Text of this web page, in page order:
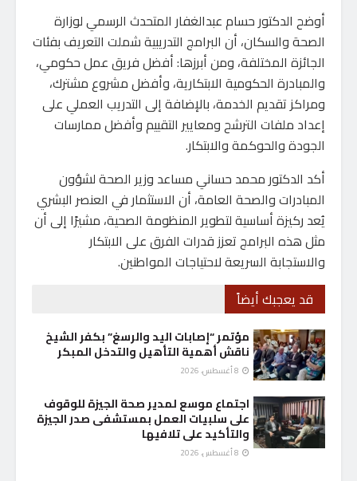
أوضح الدكتور حسام عبدالغفار المتحدث الرسمي لوزارة
الصحة والسكان، أن البرامج التدريبية شملت التعريف بفئات
الجائزة المختلفة، ومن أبرزها: أفضل فريق عمل حكومي،
والمبادرة الحكومية الابتكارية، وأفضل مشروع مشترك،
ومراكز تقديم الخدمة، بالإضافة إلى التدريب العملي على
إعداد ملفات الترشح ومعايير التقييم وأفضل ممارسات
الجودة والحوكمة والابتكار.
أكد الدكتور محمد حساني مساعد وزير الصحة لشؤون
المبادرات والصحة العامة، أن الاستثمار في العنصر البشري
يُعد ركيزة أساسية لتطوير المنظومة الصحية، مشيرًا إلى أن
مثل هذه البرامج تعزز قدرات الفرق على الابتكار
والاستجابة السريعة لاحتياجات المواطنين.
قد يعجبك أيضاً
مؤتمر “إصابات اليد والرسغ” بكفر الشيخ
ناقش أهمية التأهيل والتدخل المبكر
اجتماع موسع لمدير صحة الجيزة للوقوف
على سلبيات العمل بمستشفى صدر الجيزة
والتأكيد على تلافيها